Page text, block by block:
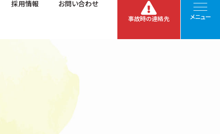
採用情報 お問い合わせ
事故時の連絡先 メニュー